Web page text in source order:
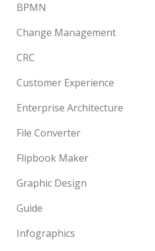
BPMN
Change Management
CRC
Customer Experience
Enterprise Architecture
File Converter
Flipbook Maker
Graphic Design
Guide
Infographics